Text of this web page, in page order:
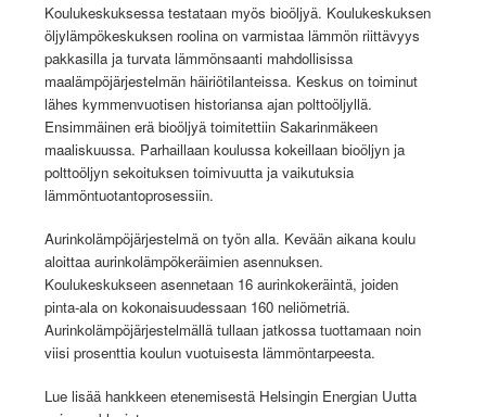
Koulukeskuksessa testataan myös bioöljyä. Koulukeskuksen
öljylämpökeskuksen roolina on varmistaa lämmön riittävyys
pakkasilla ja turvata lämmönsaanti mahdollisissa
maalämpöjärjestelmän häiriötilanteissa. Keskus on toiminut
lähes kymmenvuotisen historiansa ajan polttoöljyllä.
Ensimmäinen erä bioöljyä toimitettiin Sakarinmäkeen
maaliskuussa. Parhaillaan koulussa kokeillaan bioöljyn ja
polttoöljyn sekoituksen toimivuutta ja vaikutuksia
lämmöntuotantoprosessiin.
Aurinkolämpöjärjestelmä on työn alla. Kevään aikana koulu
aloittaa aurinkolämpökeräimien asennuksen.
Koulukeskukseen asennetaan 16 aurinkokeräintä, joiden
pinta-ala on kokonaisuudessaan 160 neliömetriä.
Aurinkolämpöjärjestelmällä tullaan jatkossa tuottamaan noin
viisi prosenttia koulun vuotuisesta lämmöntarpeesta.
Lue lisää hankkeen etenemisestä Helsingin Energian Uutta